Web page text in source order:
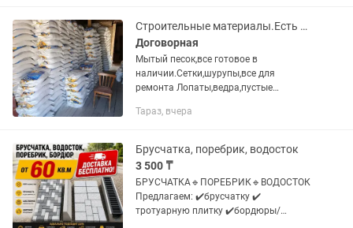
Строительные материалы.Есть Доставка !Цемент.Песок.Отсев.Мытый песок
Договорная
Мытый песок,все готовое в
наличии.Сетки,шурупы,все для
ремонта Лопаты,ведра,пустые
Тараз, вчера
Брусчатка, поребрик, водосток
3 500 ₸
БРУСЧАТКА🔹ПОРЕБРИК🔹ВОДОСТОК
Предлагаем: ✔️брусчатку ✔️
тротуарную плитку ✔️бордюры/